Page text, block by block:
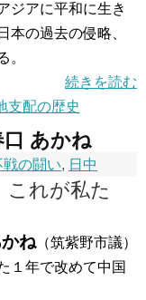
ジアに平和に生き
本の過去の侵略、
。
続きを読む
支配の歴史
あかね
戦の闘い, 日中
これが私た
ね （筑紫野市議）
１年で改めて中国